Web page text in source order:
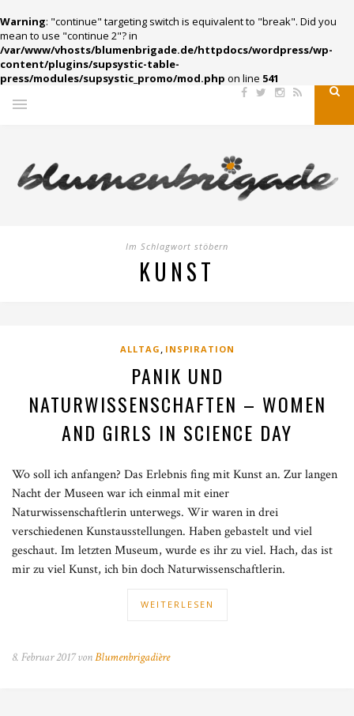
Warning: "continue" targeting switch is equivalent to "break". Did you
mean to use "continue 2"? in
/var/www/vhosts/blumenbrigade.de/httpdocs/wordpress/wp-
content/plugins/supsystic-table-
press/modules/supsystic_promo/mod.php on line 541
Im Schlagwort stöbern
KUNST
ALLTAG , INSPIRATION
PANIK UND
NATURWISSENSCHAFTEN – WOMEN
AND GIRLS IN SCIENCE DAY
Wo soll ich anfangen? Das Erlebnis fing mit Kunst an. Zur langen
Nacht der Museen war ich einmal mit einer
Naturwissenschaftlerin unterwegs. Wir waren in drei
verschiedenen Kunstausstellungen. Haben gebastelt und viel
geschaut. Im letzten Museum, wurde es ihr zu viel. Hach, das ist
mir zu viel Kunst, ich bin doch Naturwissenschaftlerin.
WEITERLESEN
8. Februar 2017 vonBlumenbrigadière